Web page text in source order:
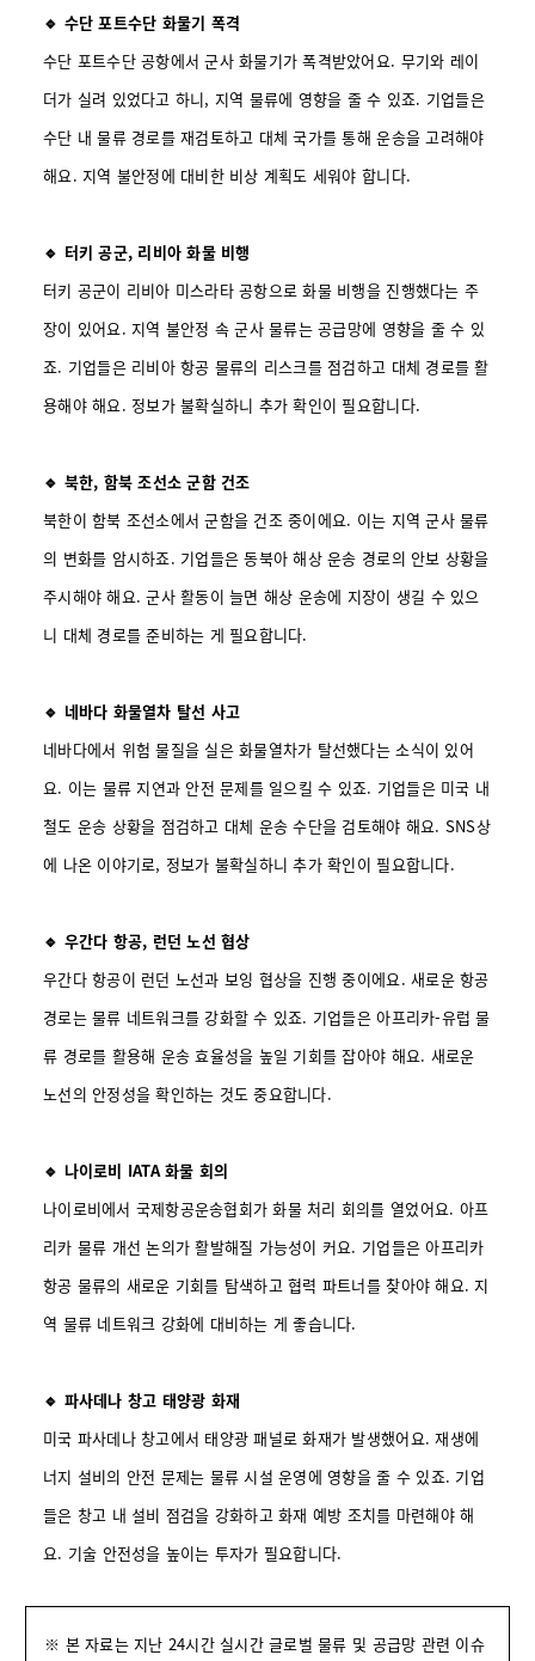
🔹 수단 포트수단 화물기 폭격
수단 포트수단 공항에서 군사 화물기가 폭격받았어요. 무기와 레이
더가 실려 있었다고 하니, 지역 물류에 영향을 줄 수 있죠. 기업들은
수단 내 물류 경로를 재검토하고 대체 국가를 통해 운송을 고려해야
해요. 지역 불안정에 대비한 비상 계획도 세워야 합니다.
🔹 터키 공군, 리비아 화물 비행
터키 공군이 리비아 미스라타 공항으로 화물 비행을 진행했다는 주
장이 있어요. 지역 불안정 속 군사 물류는 공급망에 영향을 줄 수 있
죠. 기업들은 리비아 항공 물류의 리스크를 점검하고 대체 경로를 활
용해야 해요. 정보가 불확실하니 추가 확인이 필요합니다.
🔹 북한, 함북 조선소 군함 건조
북한이 함북 조선소에서 군함을 건조 중이에요. 이는 지역 군사 물류
의 변화를 암시하죠. 기업들은 동북아 해상 운송 경로의 안보 상황을
주시해야 해요. 군사 활동이 늘면 해상 운송에 지장이 생길 수 있으
니 대체 경로를 준비하는 게 필요합니다.
🔹 네바다 화물열차 탈선 사고
네바다에서 위험 물질을 실은 화물열차가 탈선했다는 소식이 있어
요. 이는 물류 지연과 안전 문제를 일으킬 수 있죠. 기업들은 미국 내
철도 운송 상황을 점검하고 대체 운송 수단을 검토해야 해요. SNS상
에 나온 이야기로, 정보가 불확실하니 추가 확인이 필요합니다.
🔹 우간다 항공, 런던 노선 협상
우간다 항공이 런던 노선과 보잉 협상을 진행 중이에요. 새로운 항공
경로는 물류 네트워크를 강화할 수 있죠. 기업들은 아프리카-유럽 물
류 경로를 활용해 운송 효율성을 높일 기회를 잡아야 해요. 새로운
노선의 안정성을 확인하는 것도 중요합니다.
🔹 나이로비 IATA 화물 회의
나이로비에서 국제항공운송협회가 화물 처리 회의를 열었어요. 아프
리카 물류 개선 논의가 활발해질 가능성이 커요. 기업들은 아프리카
항공 물류의 새로운 기회를 탐색하고 협력 파트너를 찾아야 해요. 지
역 물류 네트워크 강화에 대비하는 게 좋습니다.
🔹 파사데나 창고 태양광 화재
미국 파사데나 창고에서 태양광 패널로 화재가 발생했어요. 재생에
너지 설비의 안전 문제는 물류 시설 운영에 영향을 줄 수 있죠. 기업
들은 창고 내 설비 점검을 강화하고 화재 예방 조치를 마련해야 해
요. 기술 안전성을 높이는 투자가 필요합니다.
※ 본 자료는 지난 24시간 실시간 글로벌 물류 및 공급망 관련 이슈